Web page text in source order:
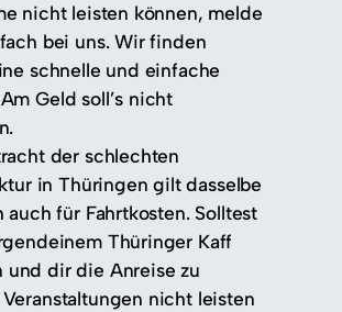
nicht leisten können, melde
bei uns. Wir finden
schnelle und einfache
Geld soll’s nicht
der schlechten
in Thüringen gilt dasselbe
auch für Fahrtkosten. Solltest
Thüringer Kaff
und dir die Anreise zu
nicht leisten